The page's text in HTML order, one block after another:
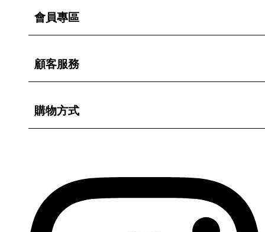
會員專區
顧客服務
購物方式